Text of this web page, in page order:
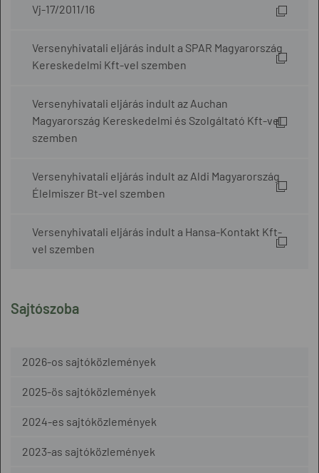
Sajtószoba
2026-os sajtóközlemények
2025-ös sajtóközlemények
2024-es sajtóközlemények
2023-as sajtóközlemények
Vj-17/2011/16
Versenyhivatali eljárás indult a SPAR Magyarország
Kereskedelmi Kft-vel szemben
Versenyhivatali eljárás indult az Auchan
Magyarország Kereskedelmi és Szolgáltató Kft-vel
szemben
Versenyhivatali eljárás indult az Aldi Magyarország
Élelmiszer Bt-vel szemben
Versenyhivatali eljárás indult a Hansa-Kontakt Kft-
vel szemben